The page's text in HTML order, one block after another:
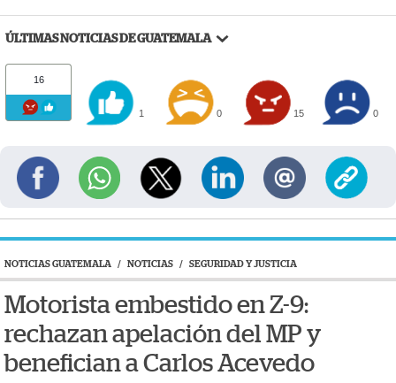
ÚLTIMAS NOTICIAS DE GUATEMALA
16
1 0 15 0
NOTICIAS GUATEMALA / NOTICIAS / SEGURIDAD Y JUSTICIA
Motorista embestido en Z-9:
rechazan apelación del MP y
benefician a Carlos Acevedo